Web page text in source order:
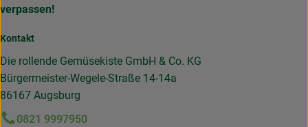
verpassen!
Kontakt
Die rollende Gemüsekiste GmbH & Co. KG
Bürgermeister-Wegele-Straße 14-14a
86167 Augsburg
0821 9997950